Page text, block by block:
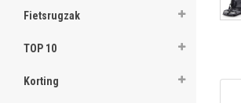
Fietsrugzak
TOP 10
Korting